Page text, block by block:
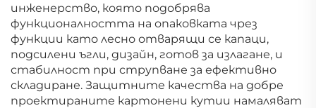
инженерство, която подобрява
функционалността на опаковката чрез
функции като лесно отварящи се капаци,
подсилени ъгли, дизайн, готов за излагане, и
стабилност при струпване за ефективно
складиране. Защитните качества на добре
проектираните картонени кутии намаляват